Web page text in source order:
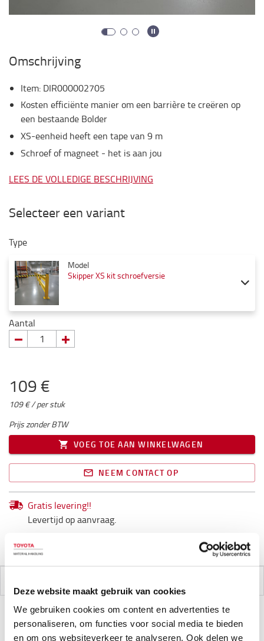
Deze website maakt gebruik van cookies
We gebruiken cookies om content en advertenties te
personaliseren, om functies voor social media te bieden
en om ons websiteverkeer te analyseren. Ook delen we
Omschrijving
Item: DIR000002705
Kosten efficiënte manier om een barrière te creëren op
een bestaande Bolder
XS-eenheid heeft een tape van 9 m
Schroef of magneet - het is aan jou
LEES DE VOLLEDIGE BESCHRIJVING
Selecteer een variant
Type
Model
Skipper XS kit schroefversie
Aantal
109 €
109 € / per stuk
Prijs zonder BTW
VOEG TOE AAN WINKELWAGEN
NEEM CONTACT OP
Gratis levering!!
Levertijd op aanvraag.